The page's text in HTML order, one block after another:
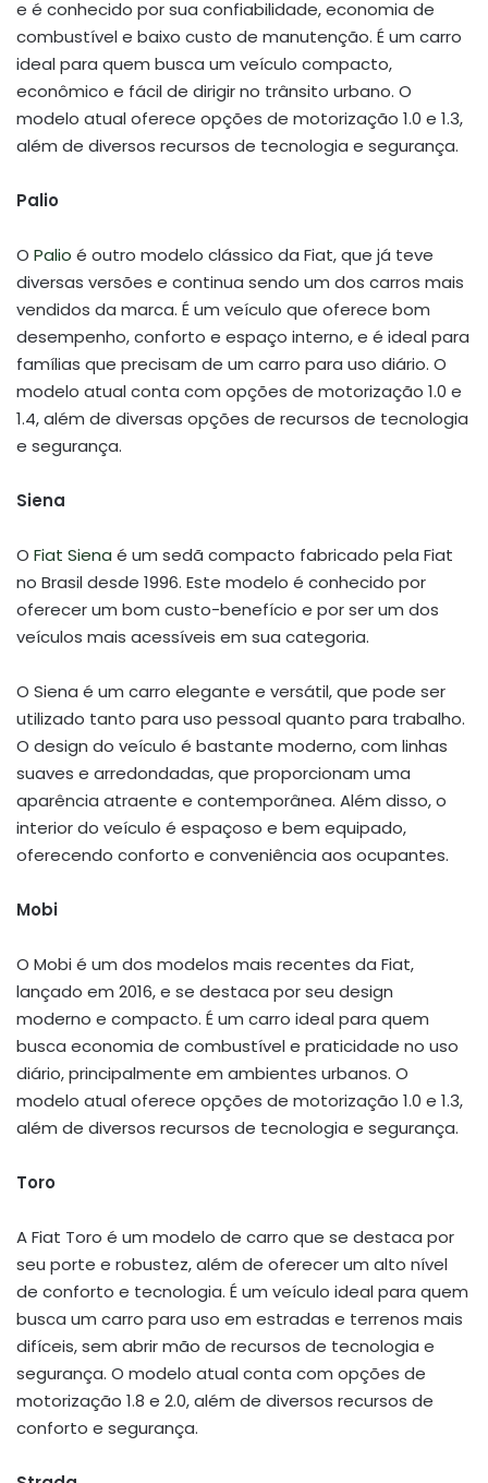
e é conhecido por sua confiabilidade, economia de
combustível e baixo custo de manutenção. É um carro
ideal para quem busca um veículo compacto,
econômico e fácil de dirigir no trânsito urbano. O
modelo atual oferece opções de motorização 1.0 e 1.3,
além de diversos recursos de tecnologia e segurança.
Palio
O Palio é outro modelo clássico da Fiat, que já teve
diversas versões e continua sendo um dos carros mais
vendidos da marca. É um veículo que oferece bom
desempenho, conforto e espaço interno, e é ideal para
famílias que precisam de um carro para uso diário. O
modelo atual conta com opções de motorização 1.0 e
1.4, além de diversas opções de recursos de tecnologia
e segurança.
Siena
O Fiat Siena é um sedã compacto fabricado pela Fiat
no Brasil desde 1996. Este modelo é conhecido por
oferecer um bom custo-benefício e por ser um dos
veículos mais acessíveis em sua categoria.
O Siena é um carro elegante e versátil, que pode ser
utilizado tanto para uso pessoal quanto para trabalho.
O design do veículo é bastante moderno, com linhas
suaves e arredondadas, que proporcionam uma
aparência atraente e contemporânea. Além disso, o
interior do veículo é espaçoso e bem equipado,
oferecendo conforto e conveniência aos ocupantes.
Mobi
O Mobi é um dos modelos mais recentes da Fiat,
lançado em 2016, e se destaca por seu design
moderno e compacto. É um carro ideal para quem
busca economia de combustível e praticidade no uso
diário, principalmente em ambientes urbanos. O
modelo atual oferece opções de motorização 1.0 e 1.3,
além de diversos recursos de tecnologia e segurança.
Toro
A Fiat Toro é um modelo de carro que se destaca por
seu porte e robustez, além de oferecer um alto nível
de conforto e tecnologia. É um veículo ideal para quem
busca um carro para uso em estradas e terrenos mais
difíceis, sem abrir mão de recursos de tecnologia e
segurança. O modelo atual conta com opções de
motorização 1.8 e 2.0, além de diversos recursos de
conforto e segurança.